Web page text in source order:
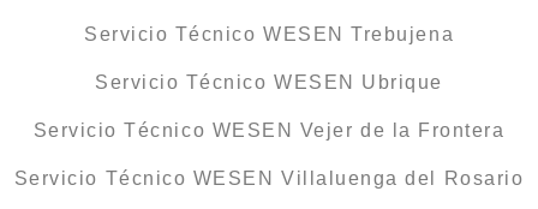
Servicio Técnico WESEN Trebujena
Servicio Técnico WESEN Ubrique
Servicio Técnico WESEN Vejer de la Frontera
Servicio Técnico WESEN Villaluenga del Rosario